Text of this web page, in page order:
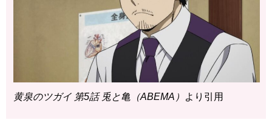
黄泉のツガイ 第5話 兎と亀（ABEMA） より引用